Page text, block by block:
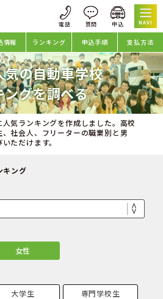
NAVI
情報 ランキング 申込手順 支払方法
気の自動車学校
ングを調べる
気ランキングを作成しました。高校
社会人、フリーターの職業別と男
ただけます。
キング
女性
大学生 専門学校生